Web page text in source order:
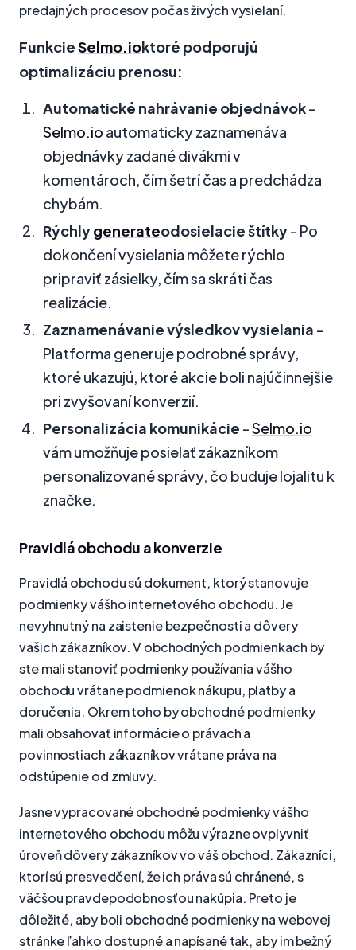
predajných procesov počas živých vysielaní.
FunkcieSelmo.ioktoré podporujú
optimalizáciu prenosu:
Automatické nahrávanie objednávok-
Selmo.io automaticky zaznamenáva
objednávky zadané divákmi v
komentároch, čím šetrí čas a predchádza
chybám.
Rýchlygenerateodosielacie štítky- Po
dokončení vysielania môžete rýchlo
pripraviť zásielky, čím sa skráti čas
realizácie.
Zaznamenávanie výsledkov vysielania -
Platforma generuje podrobné správy,
ktoré ukazujú, ktoré akcie boli najúčinnejšie
pri zvyšovaní konverzií.
Personalizácia komunikácie -Selmo.io
vám umožňuje posielať zákazníkom
personalizované správy, čo buduje lojalitu k
značke.
Pravidlá obchodu a konverzie
Pravidlá obchodu sú dokument, ktorý stanovuje
podmienky vášho internetového obchodu. Je
nevyhnutný na zaistenie bezpečnosti a dôvery
vašich zákazníkov. V obchodných podmienkach by
ste mali stanoviť podmienky používania vášho
obchodu vrátane podmienok nákupu, platby a
doručenia. Okrem toho by obchodné podmienky
mali obsahovať informácie o právach a
povinnostiach zákazníkov vrátane práva na
odstúpenie od zmluvy.
Jasne vypracované obchodné podmienky vášho
internetového obchodu môžu výrazne ovplyvniť
úroveň dôvery zákazníkov vo váš obchod. Zákazníci,
ktorí sú presvedčení, že ich práva sú chránené, s
väčšou pravdepodobnosťou nakúpia. Preto je
dôležité, aby boli obchodné podmienky na webovej
stránke ľahko dostupné a napísané tak, aby im bežný